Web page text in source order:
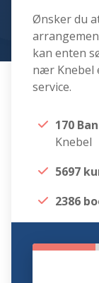
Ønsker du
kan enten
nær Knebel
service.
170
Knebel
5697
2386